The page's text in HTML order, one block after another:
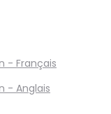
- Français
- Anglais